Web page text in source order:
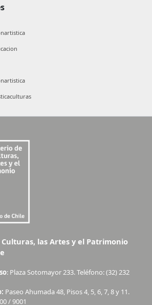
las Artes y el Patrimonio
: Plaza Sotomayor 233. Teléfono: (32) 232
Paseo Ahumada 48, Pisos 4, 5, 6, 7, 8 y 11.
/ 9001